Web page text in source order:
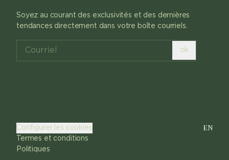
Soyez au courant des exclusivités et des dernières
tendances directement dans votre boîte courriels.
ok
Configurer les cookies
Termes et conditions
Politiques
EN